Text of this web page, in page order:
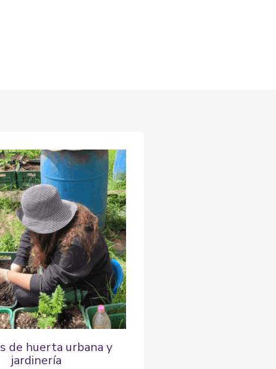
de huerta urbana y
jardinería